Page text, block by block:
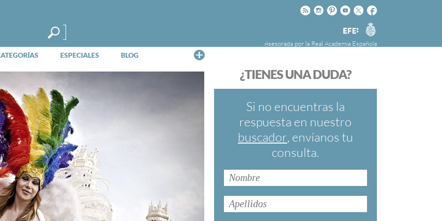
Facebook
Twitter
Youtube
Pinteres
Instagram
Rss
Agencia
EFE
Asesorada por la Real Academia Española
ESPECIALES BLOG
FundéuRAE es una fundación patrocinada por
cuyo objetivo es colaborar con el buen uso del
español en los medios de comunicación y en
Internet.
¿TIENES UNA DUDA?
Si no encuentras la
respuesta en nuestro
buscador, envíanos tu
consulta.